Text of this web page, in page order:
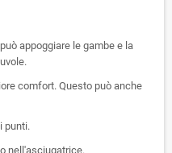
appoggiare le gambe e la
comfort. Questo può anche
punti.
nell'asciugatrice.